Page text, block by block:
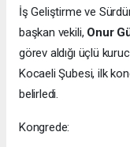
İş Geliştirme ve
başkan vekili, Onur
görev aldığı üçlü
Kocaeli Şubesi, ilk
belirledi.
Kongrede: